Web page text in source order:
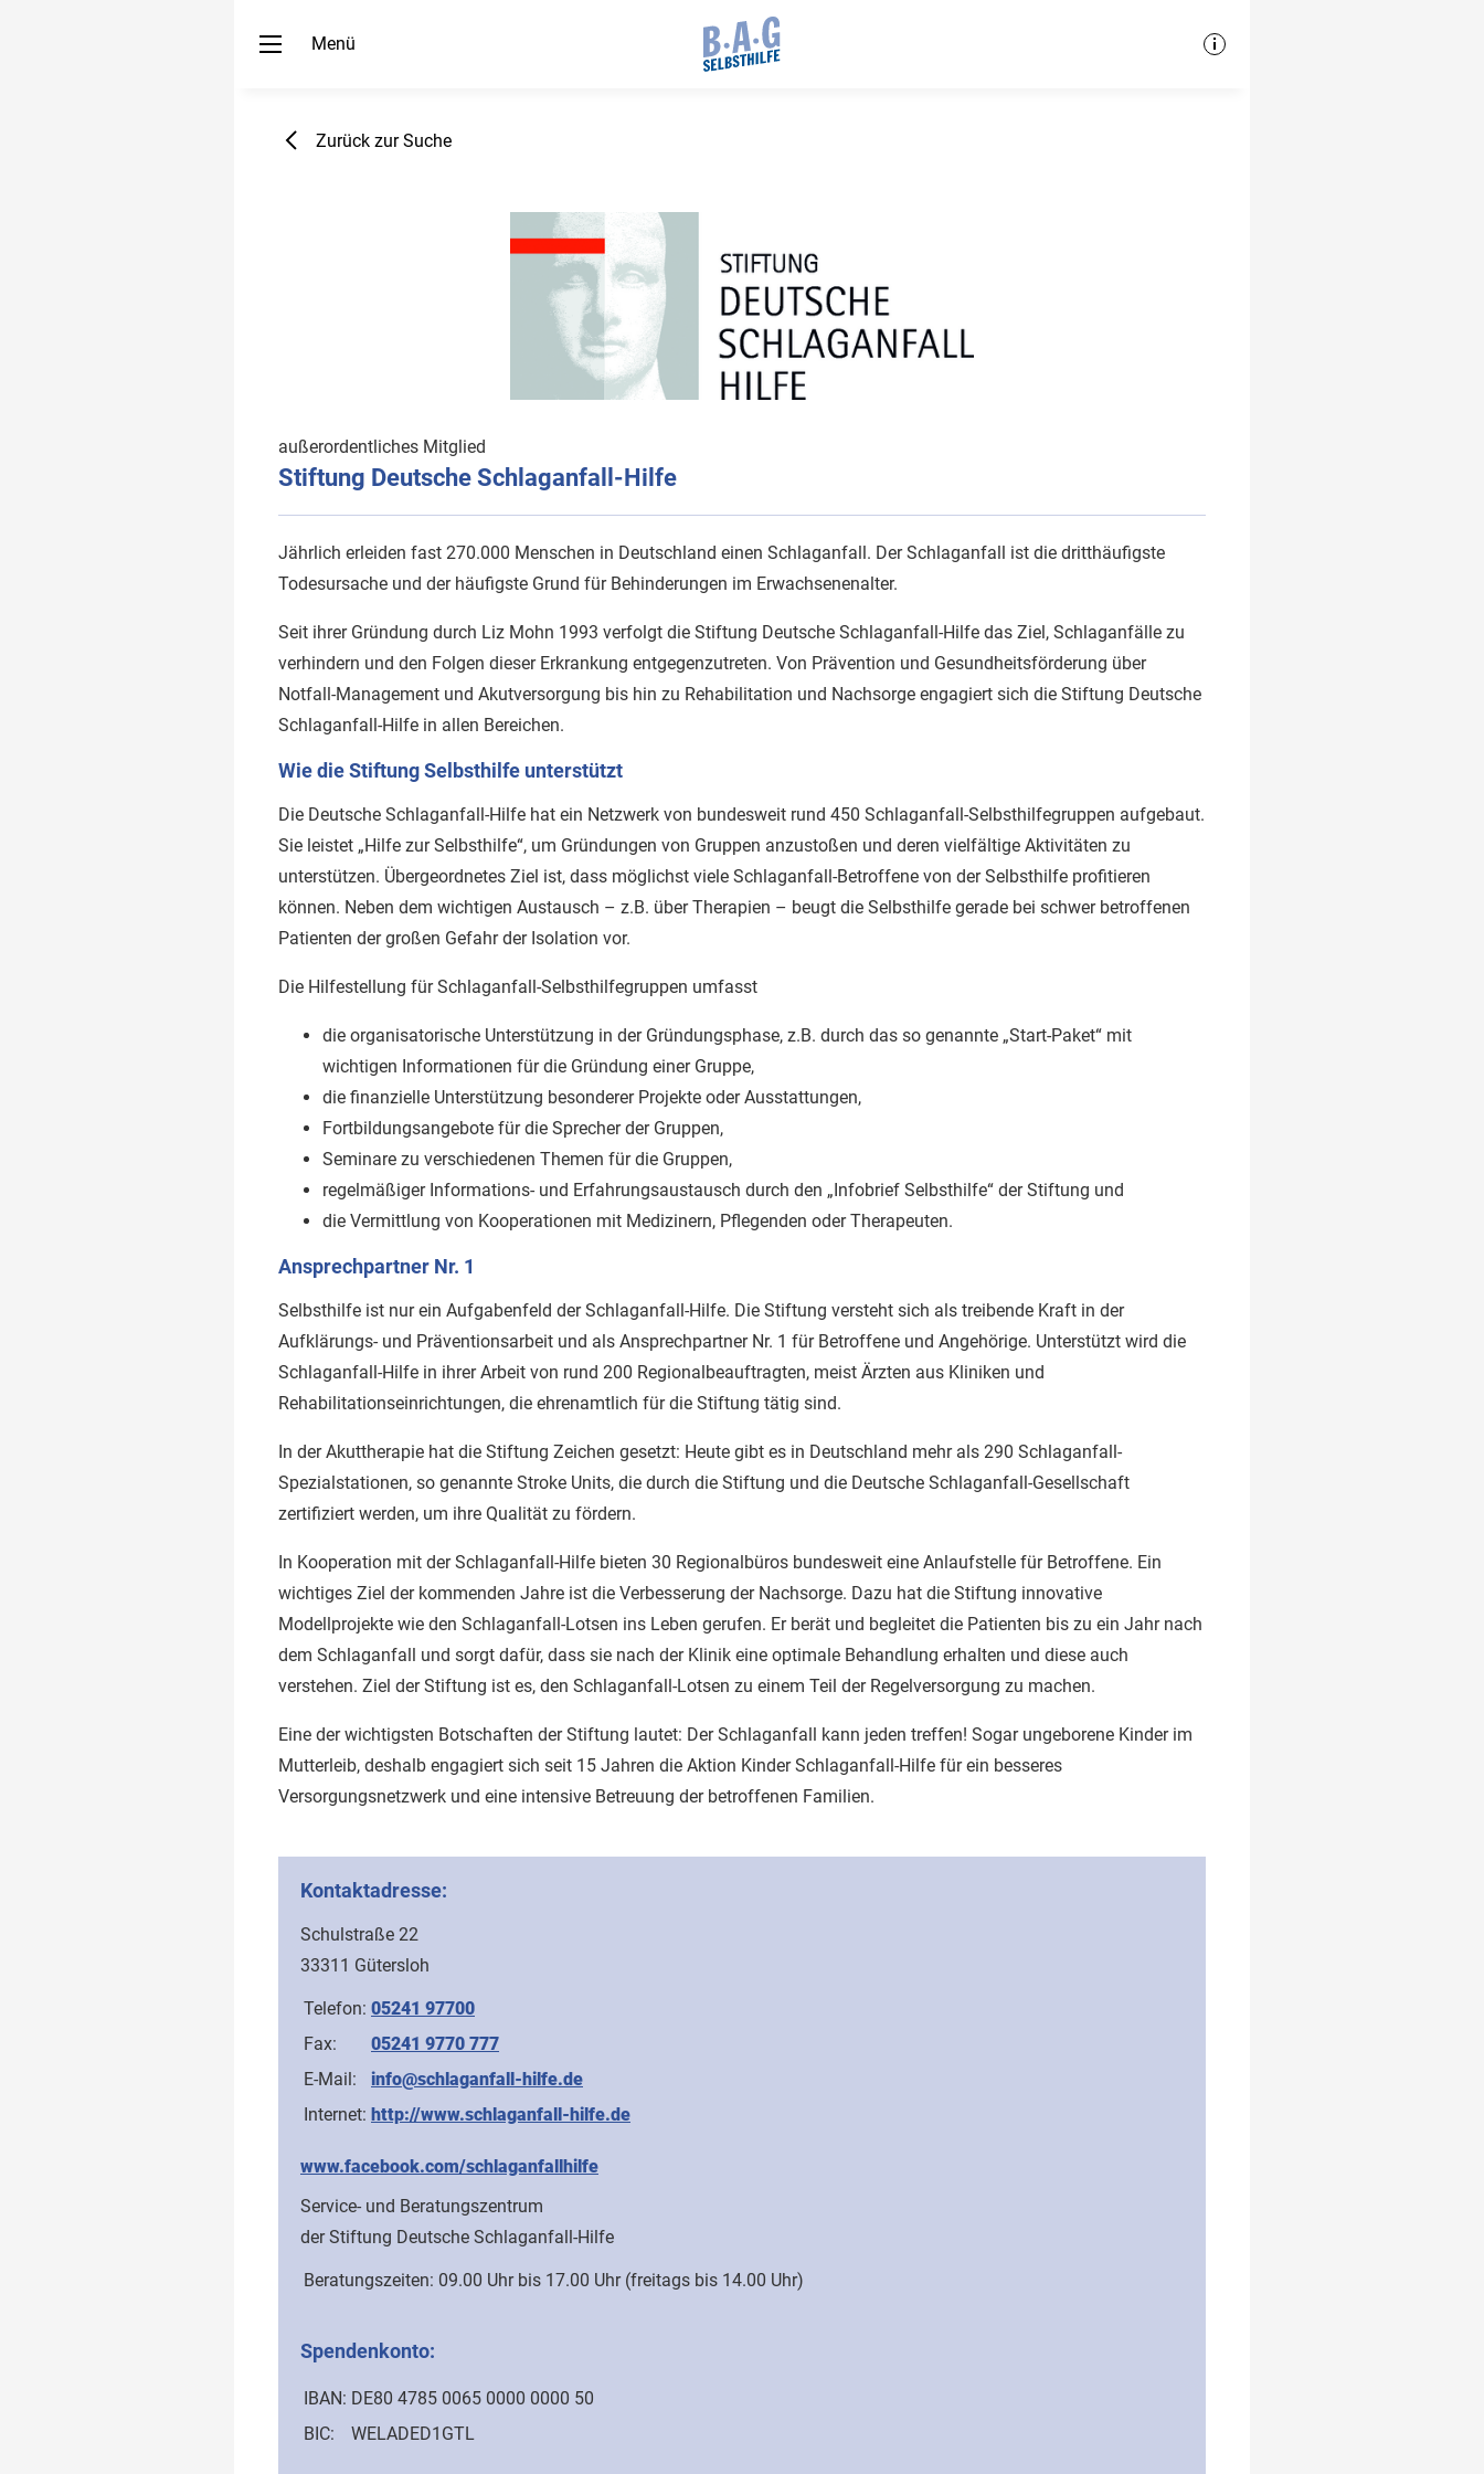
Menü
Zurück zur Suche
außerordentliches Mitglied
Stiftung Deutsche Schlaganfall-Hilfe
Jährlich erleiden fast 270.000 Menschen in Deutschland einen Schlaganfall. Der Schlaganfall ist die dritthäufigste
Todesursache und der häufigste Grund für Behinderungen im Erwachsenenalter.
Seit ihrer Gründung durch Liz Mohn 1993 verfolgt die Stiftung Deutsche Schlaganfall-Hilfe das Ziel, Schlaganfälle zu
verhindern und den Folgen dieser Erkrankung entgegenzutreten. Von Prävention und Gesundheitsförderung über
Notfall-Management und Akutversorgung bis hin zu Rehabilitation und Nachsorge engagiert sich die Stiftung Deutsche
Schlaganfall-Hilfe in allen Bereichen.
Wie die Stiftung Selbsthilfe unterstützt
Die Deutsche Schlaganfall-Hilfe hat ein Netzwerk von bundesweit rund 450 Schlaganfall-Selbsthilfegruppen aufgebaut.
Sie leistet „Hilfe zur Selbsthilfe“, um Gründungen von Gruppen anzustoßen und deren vielfältige Aktivitäten zu
unterstützen. Übergeordnetes Ziel ist, dass möglichst viele Schlaganfall-Betroffene von der Selbsthilfe profitieren
können. Neben dem wichtigen Austausch – z.B. über Therapien – beugt die Selbsthilfe gerade bei schwer betroffenen
Patienten der großen Gefahr der Isolation vor.
Die Hilfestellung für Schlaganfall-Selbsthilfegruppen umfasst
die organisatorische Unterstützung in der Gründungsphase, z.B. durch das so genannte „Start-Paket“ mit
wichtigen Informationen für die Gründung einer Gruppe,
die finanzielle Unterstützung besonderer Projekte oder Ausstattungen,
Fortbildungsangebote für die Sprecher der Gruppen,
Seminare zu verschiedenen Themen für die Gruppen,
regelmäßiger Informations- und Erfahrungsaustausch durch den „Infobrief Selbsthilfe“ der Stiftung und
die Vermittlung von Kooperationen mit Medizinern, Pflegenden oder Therapeuten.
Ansprechpartner Nr. 1
Selbsthilfe ist nur ein Aufgabenfeld der Schlaganfall-Hilfe. Die Stiftung versteht sich als treibende Kraft in der
Aufklärungs- und Präventionsarbeit und als Ansprechpartner Nr. 1 für Betroffene und Angehörige. Unterstützt wird die
Schlaganfall-Hilfe in ihrer Arbeit von rund 200 Regionalbeauftragten, meist Ärzten aus Kliniken und
Rehabilitationseinrichtungen, die ehrenamtlich für die Stiftung tätig sind.
In der Akuttherapie hat die Stiftung Zeichen gesetzt: Heute gibt es in Deutschland mehr als 290 Schlaganfall-
Spezialstationen, so genannte Stroke Units, die durch die Stiftung und die Deutsche Schlaganfall-Gesellschaft
zertifiziert werden, um ihre Qualität zu fördern.
In Kooperation mit der Schlaganfall-Hilfe bieten 30 Regionalbüros bundesweit eine Anlaufstelle für Betroffene. Ein
wichtiges Ziel der kommenden Jahre ist die Verbesserung der Nachsorge. Dazu hat die Stiftung innovative
Modellprojekte wie den Schlaganfall-Lotsen ins Leben gerufen. Er berät und begleitet die Patienten bis zu ein Jahr nach
dem Schlaganfall und sorgt dafür, dass sie nach der Klinik eine optimale Behandlung erhalten und diese auch
verstehen. Ziel der Stiftung ist es, den Schlaganfall-Lotsen zu einem Teil der Regelversorgung zu machen.
Eine der wichtigsten Botschaften der Stiftung lautet: Der Schlaganfall kann jeden treffen! Sogar ungeborene Kinder im
Mutterleib, deshalb engagiert sich seit 15 Jahren die Aktion Kinder Schlaganfall-Hilfe für ein besseres
Versorgungsnetzwerk und eine intensive Betreuung der betroffenen Familien.
Kontaktadresse:
Schulstraße 22
33311 Gütersloh
Telefon: 05241 97700
Fax:
05241 9770 777
E-Mail:
info@schlaganfall-hilfe.de
Internet: http://www.schlaganfall-hilfe.de
www.facebook.com/schlaganfallhilfe
Service- und Beratungszentrum
der Stiftung Deutsche Schlaganfall-Hilfe
Beratungszeiten: 09.00 Uhr bis 17.00 Uhr (freitags bis 14.00 Uhr)
Spendenkonto:
IBAN: DE80 4785 0065 0000 0000 50
BIC:
WELADED1GTL